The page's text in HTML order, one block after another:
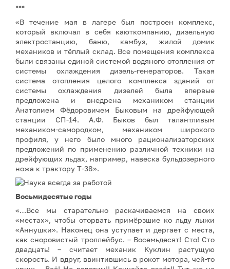
***
«В течение мая в лагере был построен комплекс,
который включал в себя каюткомпанию, дизельную
электростанцию, баню, камбуз, жилой домик
механиков и тёплый склад. Все помещения комплекса
были связаны единой системой водяного отопления от
системы охлаждения дизель-генераторов. Такая
система отопления целого комплекса зданий от
системы охлаждения дизелей была впервые
предложена и внедрена механиком станции
Анатолием Фёдоровичем Быковым на дрейфующей
станции СП-14. А.Ф. Быков был талантливым
механиком-самородком, механиком широкого
профиля, у него было много рационализаторских
предложений по применению различной техники на
дрейфующих льдах, например, навеска бульдозерного
ножа к трактору Т-38».
Восьмидесятые годы
«…Все мы старательно раскачиваемся на своих
«местах», чтобы оторвать примёрзшие ко льду лыжи
«Аннушки». Наконец она уступает и дергает с места,
как сноровистый троллейбус. – Восемьдесят! Сто! Сто
двадцать! – считает механик Куклин растущую
скорость. И вдруг, ввинтившись в рокот мотора, чей-то